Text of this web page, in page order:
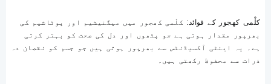
کلْمی کھجور کے فوائد : کلْمی کھجور میں میگنیشیم اور پوٹاشیم کی
بھرپور مقدار ہوتی ہے جو پٹھوں اور دل کی صحت کو بہتر کرتی
ہے۔ یہ اینٹی آکسیڈنٹس سے بھرپور ہوتی ہیں جو جسم کو نقصان دہ
ذرات سے محفوظ رکھتی ہیں۔